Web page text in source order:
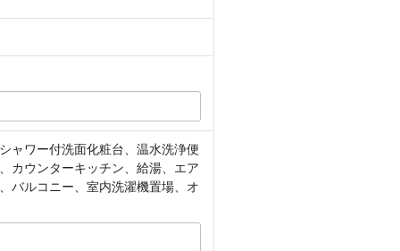
ャワー付洗面化粧台、温水洗浄便
カウンターキッチン、給湯、エア
バルコニー、室内洗濯機置場、オ